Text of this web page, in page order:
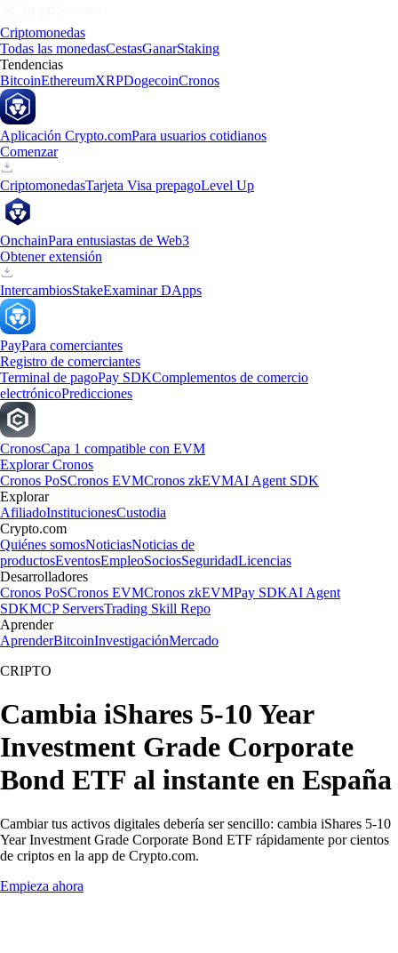
Criptomonedas
Todas las monedasCestasGanarStaking
Tendencias
BitcoinEthereumXRPDogecoinCronos
Aplicación Crypto.comPara usuarios cotidianos
Comenzar
CriptomonedasTarjeta Visa prepagoLevel Up
OnchainPara entusiastas de Web3
Obtener extensión
IntercambiosStakeExaminar DApps
PayPara comerciantes
Registro de comerciantes
Terminal de pagoPay SDKComplementos de comercio
electrónicoPredicciones
CronosCapa 1 compatible con EVM
Explorar Cronos
Cronos PoSCronos EVMCronos zkEVMAI Agent SDK
Explorar
AfiliadoInstitucionesCustodia
Crypto.com
Quiénes somosNoticiasNoticias de
productosEventosEmpleoSociosSeguridadLicencias
Desarrolladores
Cronos PoSCronos EVMCronos zkEVMPay SDKAI Agent
SDKMCP ServersTrading Skill Repo
Aprender
AprenderBitcoinInvestigaciónMercado
CRIPTO
Cambia iShares 5-10 Year
Investment Grade Corporate
Bond ETF al instante en España
Cambiar tus activos digitales debería ser sencillo: cambia iShares 5-10
Year Investment Grade Corporate Bond ETF rápidamente por cientos
de criptos en la app de Crypto.com.
Empieza ahora